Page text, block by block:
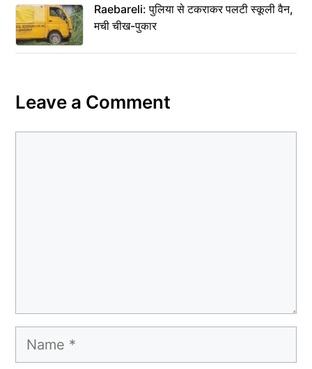
Raebareli: पुलिया से टकराकर पलटी स्कूली वैन,
मची चीख-पुकार
Leave a Comment
Name